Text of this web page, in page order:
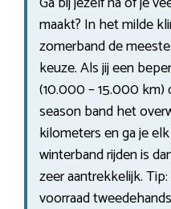
maakt? In het milde
zomerband de
keuze. Als jij een
(10.000 – 15.000 km)
season band het
kilometers en ga je
winterband rijden is
zeer aantrekkelijk.
voorraad